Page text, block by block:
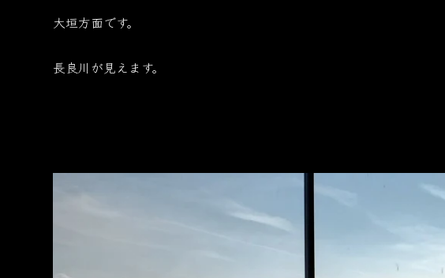
大垣方面です。
長良川が見えます。